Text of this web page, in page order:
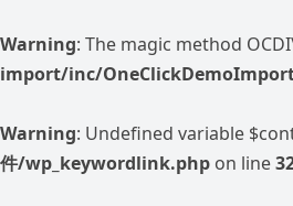
Warning: The magic method
import/inc/
Warning: Undefined variable
件/wp_keywordlink.php on line